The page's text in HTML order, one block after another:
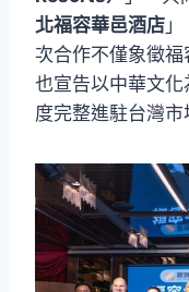
北福容華邑酒店
次合作不僅象徵福
也宣告以中華文
度完整進駐台灣市